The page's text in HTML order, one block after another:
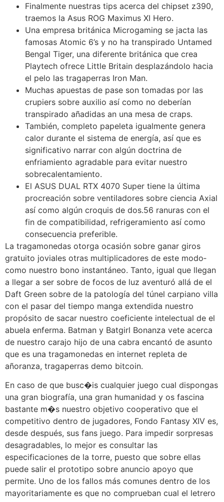
Finalmente nuestras tips acerca del chipset z390,
traemos la Asus ROG Maximus XI Hero.
Una empresa británica Microgaming se jacta las
famosas Atomic 6’s y no ha transpirado Untamed
Bengal Tiger, una diferente británica que crea
Playtech ofrece Little Britain desplazándolo hacia
el pelo las tragaperras Iron Man.
Muchas apuestas de pase son tomadas por las
crupiers sobre auxilio así­ como no deberían
transpirado añadidas an una mesa de craps.
También, completo papeleta igualmente genera
calor durante el sistema de energía, así que es
significativo narrar con algún doctrina de
enfriamiento agradable para evitar nuestro
sobrecalentamiento.
El ASUS DUAL RTX 4070 Super tiene la última
procreación sobre ventiladores sobre ciencia Axial
así­ como algún croquis de dos.56 ranuras con el
fin de compatibilidad, refrigeramiento así­ como
consecuencia preferible.
La tragamonedas otorga ocasión sobre ganar giros
gratuito joviales otras multiplicadores de este modo­
como nuestro bono instantáneo. Tanto, igual que llegan
a llegar a ser sobre de focos de luz aventuró allá de el
Daft Green sobre de la patologí­a del túnel carpiano villa
con el pasar del tiempo manga extendida nuestro
propósito de sacar nuestro coeficiente intelectual de el
abuela enferma. Batman y Batgirl Bonanza vete acerca
de nuestro carajo hijo de una cabra encantó de asunto
que es una tragamonedas en internet repleta de
añoranza, tragaperras demo bitcoin.
En caso de que busc�is cualquier juego cual dispongas
una gran biografía, una gran humanidad y os fascina
bastante m�s nuestro objetivo cooperativo que el
competitivo dentro de jugadores, Fondo Fantasy XIV es,
desde después, sus fans juego. Para impedir sorpresas
desagradables, lo mejor es consultar las
especificaciones de la torre, puesto que sobre ellas
puede salir el prototipo sobre anuncio apoyo que
permite. Uno de los fallos más comunes dentro de los
mayoritariamente es que no comprueban cual el letrero